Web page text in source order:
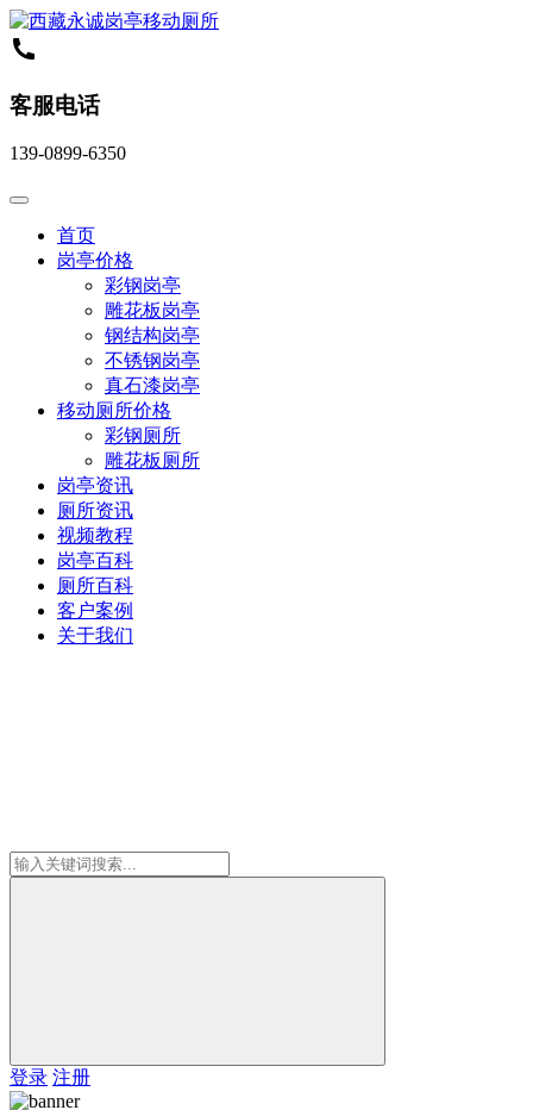
客服电话
139-0899-6350
首页
岗亭价格
彩钢岗亭
雕花板岗亭
钢结构岗亭
不锈钢岗亭
真石漆岗亭
移动厕所价格
彩钢厕所
雕花板厕所
岗亭资讯
厕所资讯
视频教程
岗亭百科
厕所百科
客户案例
关于我们
登录 注册